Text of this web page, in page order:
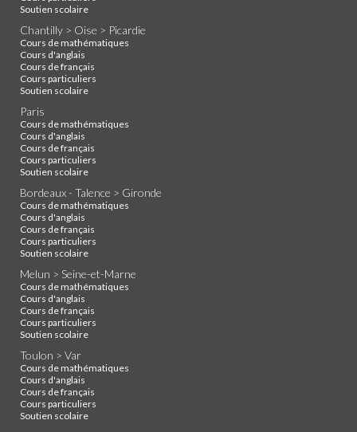
Soutien scolaire
Chantilly > Oise > Picardie
Cours de mathématiques
Cours d'anglais
Cours de français
Cours particuliers
Soutien scolaire
Paris
Cours de mathématiques
Cours d'anglais
Cours de français
Cours particuliers
Soutien scolaire
Bordeaux - Talence > Gironde
Cours de mathématiques
Cours d'anglais
Cours de français
Cours particuliers
Soutien scolaire
Melun > Seine-et-Marne
Cours de mathématiques
Cours d'anglais
Cours de français
Cours particuliers
Soutien scolaire
Toulon > Var
Cours de mathématiques
Cours d'anglais
Cours de français
Cours particuliers
Soutien scolaire